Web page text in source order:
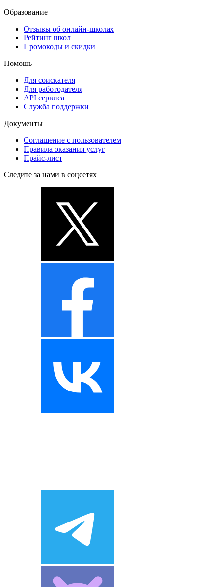
Образование
Отзывы об онлайн-школах
Рейтинг школ
Промокоды и скидки
Помощь
Для соискателя
Для работодателя
API сервиса
Служба поддержки
Документы
Соглашение с пользователем
Правила оказания услуг
Прайс-лист
Следите за нами в соцсетях